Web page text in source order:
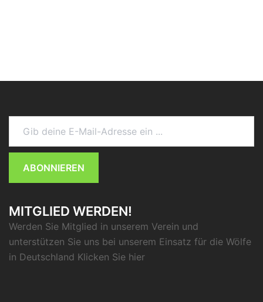
Gib deine E-Mail-Adresse ein ...
ABONNIEREN
MITGLIED WERDEN!
Werden Sie Mitglied in unserem Verein und
unterstützen Sie uns bei unserem Einsatz für die Wölfe
in Deutschland Klicken Sie hier